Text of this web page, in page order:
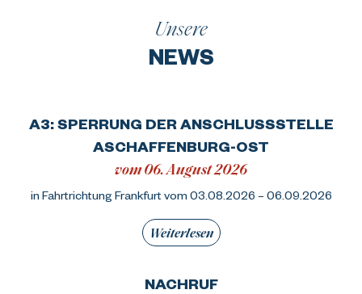
Unsere
NEWS
A3: SPERRUNG DER ANSCHLUSSSTELLE
ASCHAFFENBURG-OST
vom 06. August 2026
in Fahrtrichtung Frankfurt vom 03.08.2026 – 06.09.2026
Weiterlesen
NACHRUF